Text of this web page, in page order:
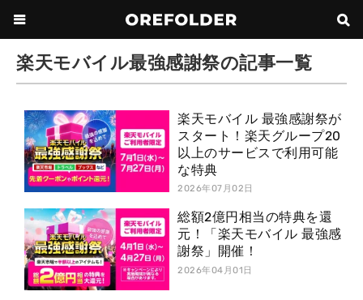
楽天モバイル最強感謝祭の記事一覧
楽天モバイル 最強感謝祭が
スタート！楽天グループ20
以上のサービスで利用可能
な特典
2026年07月02日
総額2億円相当の特典を還
元！「楽天モバイル 最強感
謝祭」開催！
2026年04月01日